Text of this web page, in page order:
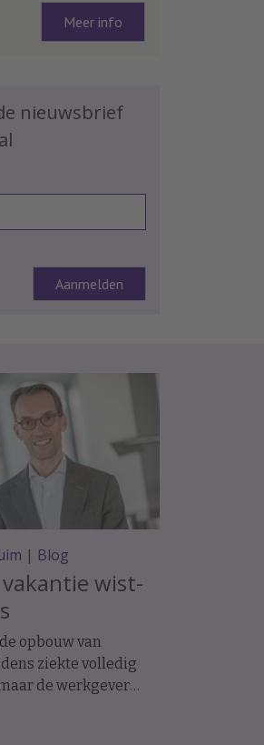
Meer info
nieuwsbrief
| Blog
wist-
opbouw van
ziekte volledig
de werkgever